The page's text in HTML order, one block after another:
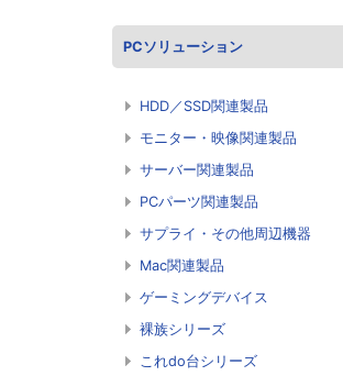
PCソリューション
HDD／SSD関連製品
モニター・映像関連製品
サーバー関連製品
PCパーツ関連製品
サプライ・その他周辺機器
Mac関連製品
ゲーミングデバイス
裸族シリーズ
これdo台シリーズ